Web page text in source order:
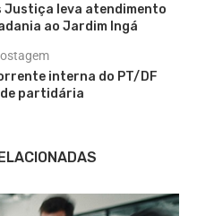
Justiça leva atendimento
ao Jardim Ingá
interna do PT/DF
partidária